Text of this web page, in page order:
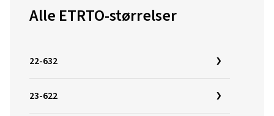
Alle ETRTO-størrelser
22-632
23-622